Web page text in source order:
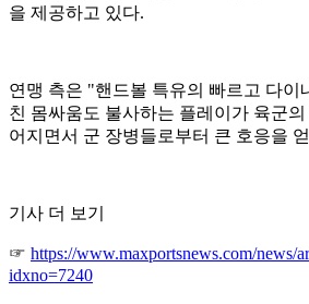
을 제공하고 있다.
연맹 측은 "핸드볼 특유의 빠르고 다이
친 몸싸움도 불사하는 플레이가 육군
어지면서 군 장병들로부터 큰 호응을
기사 더 보기
☞ https://www.maxportsnews.com/news/
idxno=7240